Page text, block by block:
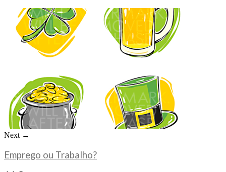
Next →
Emprego ou Trabalho?